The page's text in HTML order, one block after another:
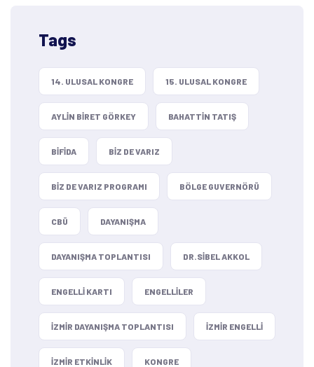
Tags
14. ULUSAL KONGRE 15. ULUSAL KONGRE
AYLIN BIRET GÖRKEY BAHATTIN TATIŞ
BIFIDA BIZ DE VARIZ
BIZ DE VARIZ PROGRAMI BÖLGE GUVERNÖRÜ
CBÜ DAYANIŞMA
DAYANIŞMA TOPLANTISI DR.SIBEL AKKOL
ENGELLI KARTI ENGELLILER
IZMIR DAYANIŞMA TOPLANTISI IZMIR ENGELLI
IZMIR ETKINLIK KONGRE